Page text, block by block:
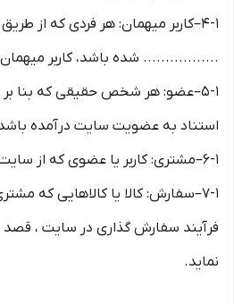
۴-۱–کاربر میهمان: هر فردی که از
................. شده باشد، کاربر
۵-۱–عضو: هر شخص حقیقی که بنا
استناد به عضویت سایت درآمده
۶-۱–مشتری: کاربر یا عضوی که از سایت خرید می نماید.
۷-۱–سفارش: کالا یا کالاهایی که
فرآیند سفارش گذاری در سایت ، قصد
نماید.